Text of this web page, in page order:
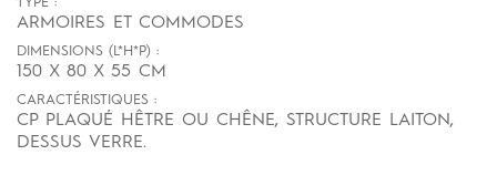
ARMOIRES ET COMMODES
DIMENSIONS (L*H*P) :
150 X 80 X 55 CM
CARACTÉRISTIQUES :
CP PLAQUÉ HÊTRE OU CHÊNE, STRUCTURE LAITON,
DESSUS VERRE.